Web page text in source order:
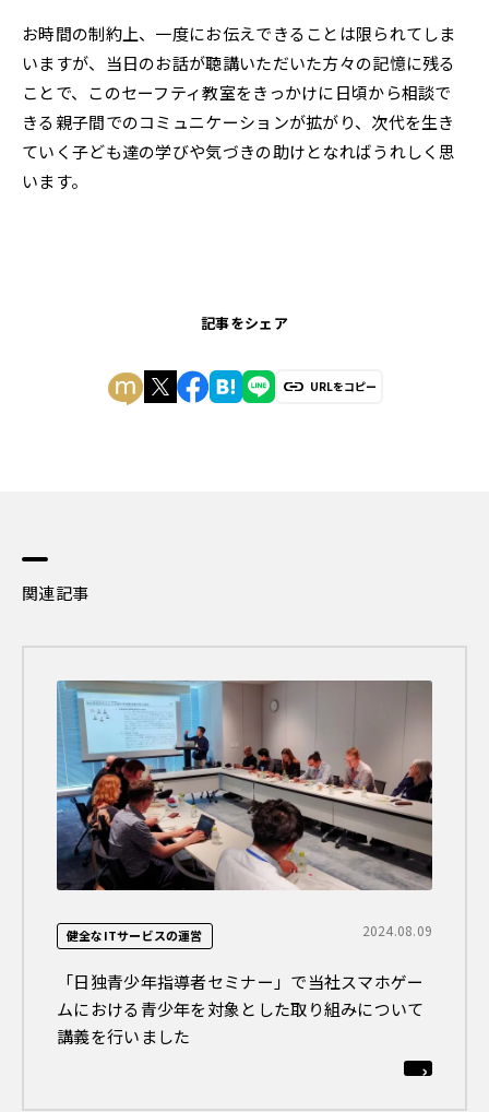
お時間の制約上、一度にお伝えできることは限られてしま
いますが、当日のお話が聴講いただいた方々の記憶に残る
ことで、このセーフティ教室をきっかけに日頃から相談で
きる親子間でのコミュニケーションが拡がり、次代を生き
ていく子ども達の学びや気づきの助けとなればうれしく思
います。
記事をシェア
URLをコピー
関連記事
健全なITサービスの運営 2024.08.09
「日独青少年指導者セミナー」で当社スマホゲー
ムにおける青少年を対象とした取り組みについて
講義を行いました